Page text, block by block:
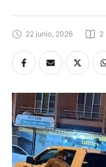
22 junio, 2026 2